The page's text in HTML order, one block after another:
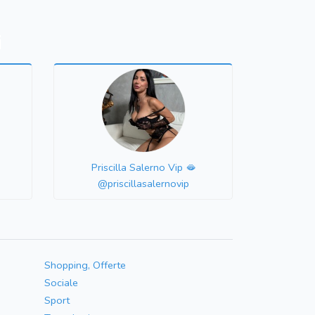
Priscilla Salerno Vip 🫦
@priscillasalernovip
Shopping, Offerte
Sociale
Sport